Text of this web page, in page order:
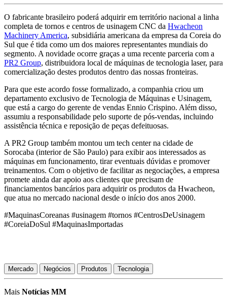
O fabricante brasileiro poderá adquirir em território nacional a linha
completa de tornos e centros de usinagem CNC da Hwacheon
Machinery America, subsidiária americana da empresa da Coreia do
Sul que é tida como um dos maiores representantes mundiais do
segmento. A novidade ocorre graças a uma recente parceria com a
PR2 Group, distribuidora local de máquinas de tecnologia laser, para
comercialização destes produtos dentro das nossas fronteiras.
Para que este acordo fosse formalizado, a companhia criou um
departamento exclusivo de Tecnologia de Máquinas e Usinagem,
que está a cargo do gerente de vendas Ennio Crispino. Além disso,
assumiu a responsabilidade pelo suporte de pós-vendas, incluindo
assistência técnica e reposição de peças defeituosas.
A PR2 Group também montou um tech center na cidade de
Sorocaba (interior de São Paulo) para exibir aos interessados as
máquinas em funcionamento, tirar eventuais dúvidas e promover
treinamentos. Com o objetivo de facilitar as negociações, a empresa
promete ainda dar apoio aos clientes que precisam de
financiamentos bancários para adquirir os produtos da Hwacheon,
que atua no mercado nacional desde o início dos anos 2000.
#MaquinasCoreanas #usinagem #tornos #CentrosDeUsinagem
#CoreiaDoSul #MaquinasImportadas
Mercado Negócios Produtos Tecnologia
Mais Notícias MM